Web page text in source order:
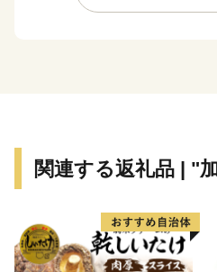
釈運動の影響により、仏教建
月3日につちのこ捜索イベン
関連する返礼品 | "